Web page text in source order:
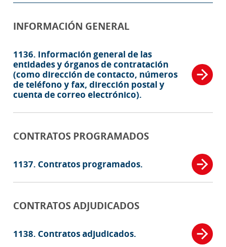
INFORMACIÓN GENERAL
1136. Información general de las
entidades y órganos de contratación
(como dirección de contacto, números
de teléfono y fax, dirección postal y
cuenta de correo electrónico).
CONTRATOS PROGRAMADOS
1137. Contratos programados.
CONTRATOS ADJUDICADOS
1138. Contratos adjudicados.